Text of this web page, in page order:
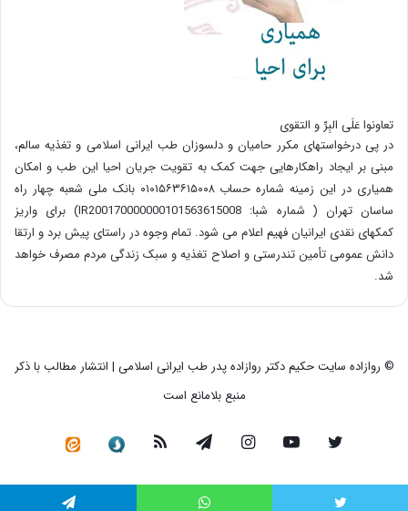
تعاونوا عَلَی البِرِّ و التقوی
در پی درخواستهای مکرر حامیان و دلسوزان طب ایرانی اسلامی و تغذیه سالم،
مبنی بر ایجاد راهکارهایی جهت کمک به تقویت جریان احیا این طب و امکان
همیاری در این زمینه شماره حساب ۰۱۰۱۵۶۳۶۱۵۰۰۸ بانک ملی شعبه چهار راه
ساسان تهران ( شماره شبا: IR200170000000101563615008) برای واریز
کمکهای نقدی ایرانیان فهیم اعلام می شود. تمام وجوه در راستای پیش برد و ارتقا
دانش عمومی تأمین تندرستی و اصلاح تغذیه و سبک زندگی مردم مصرف خواهد
شد.
© روازاده سایت حکیم دکتر روازاده پدر طب ایرانی اسلامی | انتشار مطالب با ذکر
منبع بلامانع است
توییتر یوتیوب اینستاگرامتلگرام خوراک سروش
رسمی